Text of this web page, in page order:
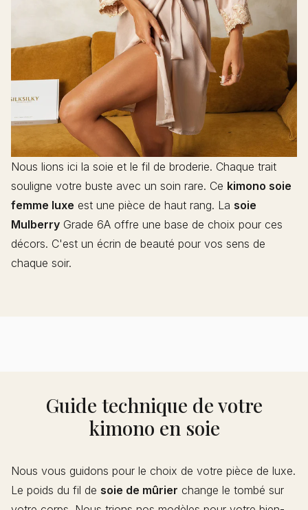
Nous lions ici la soie et le fil de broderie. Chaque trait
souligne votre buste avec un soin rare. Ce kimono soie
femme luxe est une pièce de haut rang. La soie
Mulberry Grade 6A offre une base de choix pour ces
décors. C'est un écrin de beauté pour vos sens de
chaque soir.
Guide technique de votre
kimono en soie
Nous vous guidons pour le choix de votre pièce de luxe.
Le poids du fil de soie de mûrier change le tombé sur